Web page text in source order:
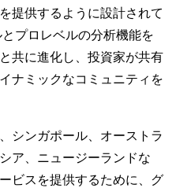
提供するように設計されて
プロレベルの分析機能を
共に進化し、投資家が共有
ナミックなコミュニティを
シンガポール、オーストラ
ア、ニュージーランドな
ビスを提供するために、グ